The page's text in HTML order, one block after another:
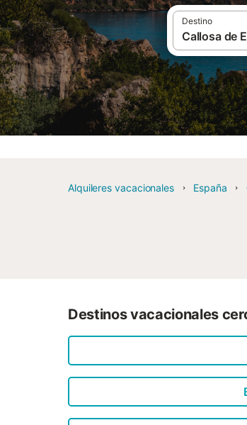
Destino
Alquileres vacacionales España
Destinos vacacionales